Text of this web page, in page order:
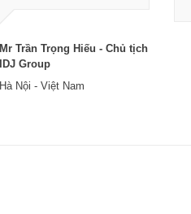
Mr Trần Trọng Hiếu - Chủ tịch
IDJ Group
Hà Nội - Việt Nam